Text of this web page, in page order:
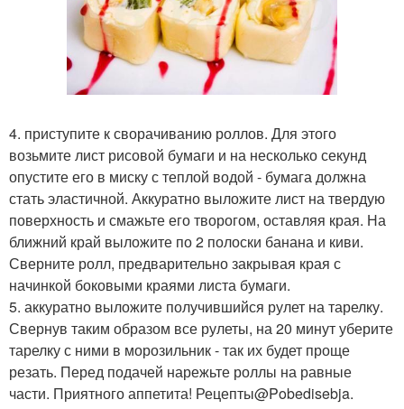
4. приступите к сворачиванию роллов. Для этого
возьмите лист рисовой бумаги и на несколько секунд
опустите его в миску с теплой водой - бумага должна
стать эластичной. Аккуратно выложите лист на твердую
поверхность и смажьте его творогом, оставляя края. На
ближний край выложите по 2 полоски банана и киви.
Сверните ролл, предварительно закрывая края с
начинкой боковыми краями листа бумаги.
5. аккуратно выложите получившийся рулет на тарелку.
Свернув таким образом все рулеты, на 20 минут уберите
тарелку с ними в морозильник - так их будет проще
резать. Перед подачей нарежьте роллы на равные
части. Приятного аппетита! Рецепты@Pobedisebja.